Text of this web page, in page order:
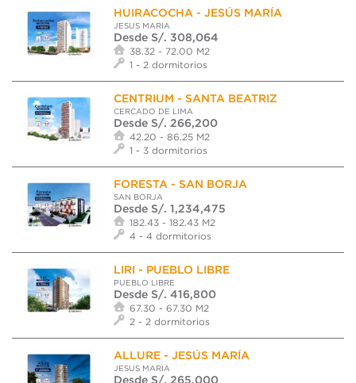
HUIRACOCHA - JESÚS MARÍA
JESUS MARIA
Desde S/. 308,064
38.32 - 72.00 M2
1 - 2 dormitorios
CENTRIUM - SANTA BEATRIZ
CERCADO DE LIMA
Desde S/. 266,200
42.20 - 86.25 M2
1 - 3 dormitorios
FORESTA - SAN BORJA
SAN BORJA
Desde S/. 1,234,475
182.43 - 182.43 M2
4 - 4 dormitorios
LIRI - PUEBLO LIBRE
PUEBLO LIBRE
Desde S/. 416,800
67.30 - 67.30 M2
2 - 2 dormitorios
ALLURE - JESÚS MARÍA
JESUS MARIA
Desde S/. 265,000